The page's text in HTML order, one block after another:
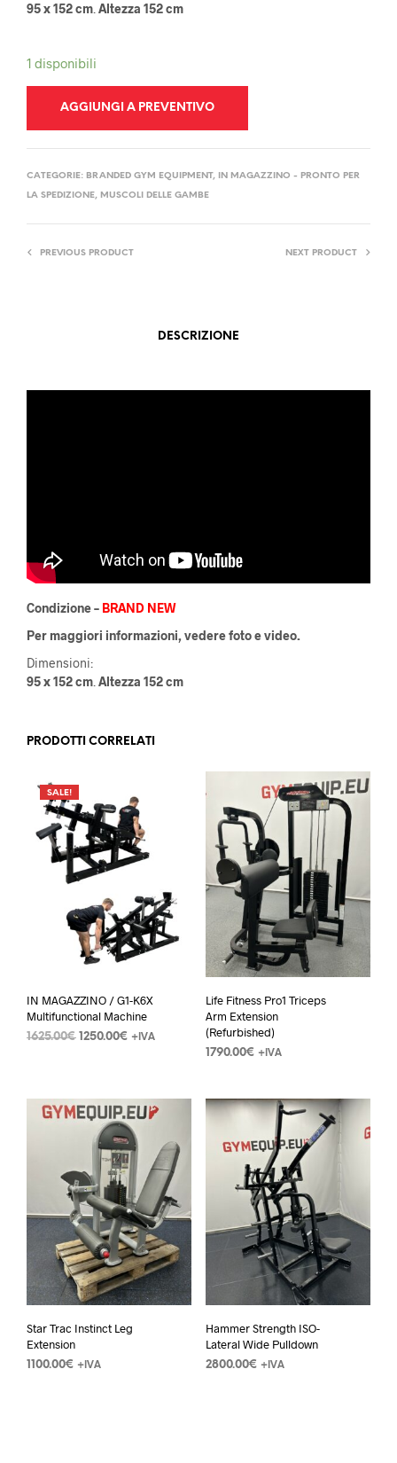
95 x 152 cm.Altezza 152 cm
1 disponibili
AGGIUNGI A PREVENTIVO
CATEGORIE: BRANDED GYM EQUIPMENT, IN MAGAZZINO - PRONTO PER
LA SPEDIZIONE, MUSCOLI DELLE GAMBE
PREVIOUS PRODUCT NEXT PRODUCT
DESCRIZIONE
Condizione – BRAND NEW
Per maggiori informazioni, vedere foto e video.
Dimensioni:
95 x 152 cm Altezza 152 cm
PRODOTTI CORRELATI
SALE!
IN MAGAZZINO / G1-K6X
Multifunctional Machine
1625.00€ 1250.00€ +IVA
Life Fitness Pro1 Triceps
Arm Extension
(Refurbished)
1790.00€ +IVA
Star Trac Instinct Leg
Extension
1100.00€ +IVA
Hammer Strength ISO-
Lateral Wide Pulldown
2800.00€ +IVA